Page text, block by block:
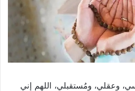
وعقلي، ومُستقبلي، اللهم إني